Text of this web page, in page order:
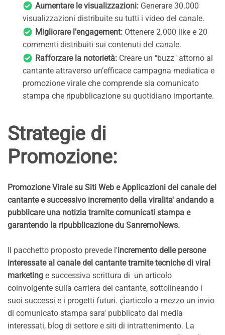
Aumentare le visualizzazioni: Generare 30.000
visualizzazioni distribuite su tutti i video del canale.
Migliorare l’engagement: Ottenere 2.000 like e 20
commenti distribuiti sui contenuti del canale.
Rafforzare la notorietà: Creare un "buzz" attorno al
cantante attraverso un’efficace campagna mediatica e
promozione virale che comprende sia comunicato
stampa che ripubblicazione su quotidiano importante.
Strategie di
Promozione:
Promozione Virale su Siti Web e Applicazioni del canale del
cantante e successivo incremento della viralita' andando a
pubblicare una notizia tramite comunicati stampa e
garantendo la ripubblicazione du SanremoNews.
Il pacchetto proposto prevede l'incremento delle persone
interessate al canale del cantante tramite tecniche di viral
marketing e successiva scrittura di un articolo
coinvolgente sulla carriera del cantante, sottolineando i
suoi successi e i progetti futuri. çìarticolo a mezzo un invio
di comunicato stampa sara' pubblicato dai media
interessati, blog di settore e siti di intrattenimento. La